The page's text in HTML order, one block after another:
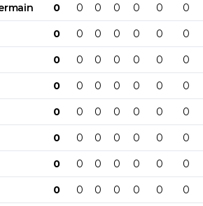
0 0 0 0 0 0 0
0 0 0 0 0 0 0
0 0 0 0 0 0 0
0 0 0 0 0 0 0
0 0 0 0 0 0 0
0 0 0 0 0 0 0
0 0 0 0 0 0 0
0 0 0 0 0 0 0